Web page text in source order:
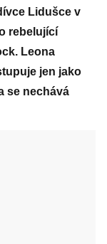
Lidušce v
rebelující
Leona
jen jako
se nechává